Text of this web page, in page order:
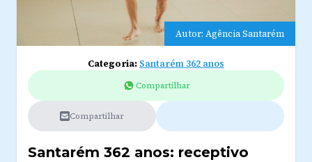
Autor: Agência Santarém
Categoria: Santarém 362 anos
Compartilhar
Compartilhar
Santarém 362 anos: receptivo